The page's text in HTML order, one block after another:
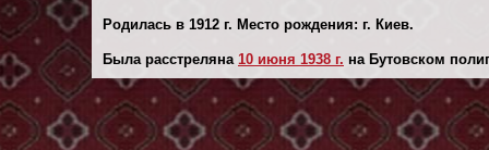
Родилась в 1912 г. Место рождения: г. Киев.
Была расстреляна 10 июня 1938 г. на Бутовском